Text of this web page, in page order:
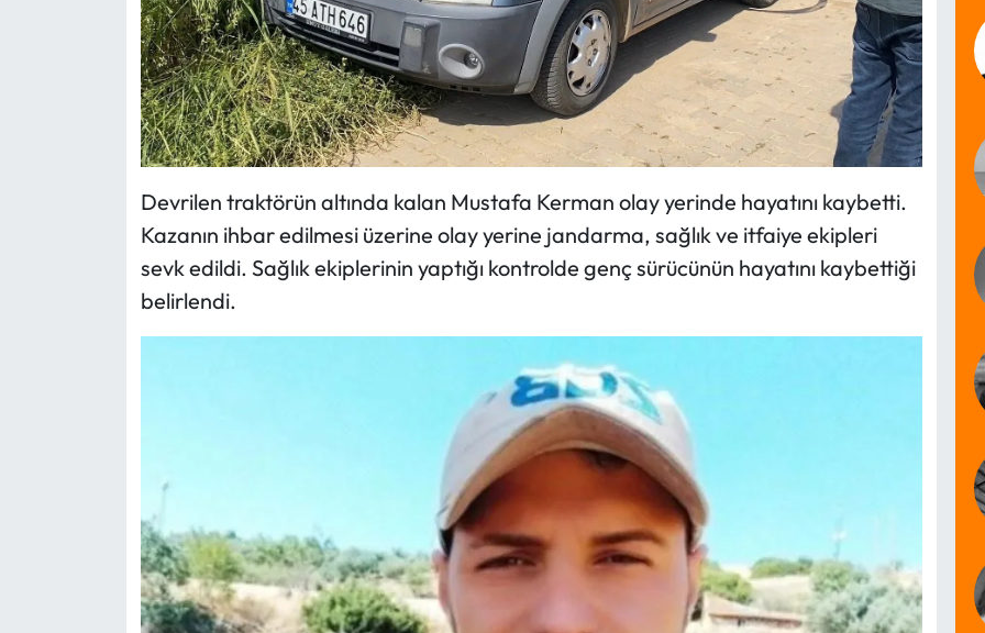
Devrilen traktörün altında kalan Mustafa Kerman olay yerinde hayatını kaybetti.
Kazanın ihbar edilmesi üzerine olay yerine jandarma, sağlık ve itfaiye ekipleri
sevk edildi. Sağlık ekiplerinin yaptığı kontrolde genç sürücünün hayatını kaybettiği
belirlendi.